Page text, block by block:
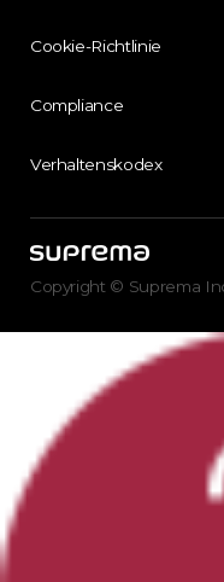
Cookie-Richtlinie
Compliance
Verhaltenskodex
Copyright © Suprema